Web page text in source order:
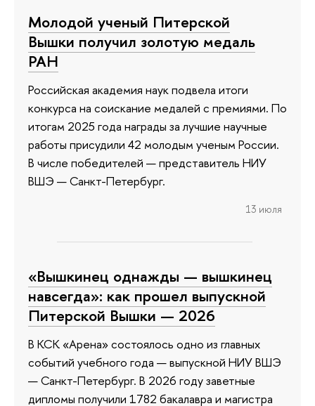
Молодой ученый Питерской
Вышки получил золотую медаль
РАН
Российская академия наук подвела итоги
конкурса на соискание медалей с премиями. По
итогам 2025 года награды за лучшие научные
работы присудили 42 молодым ученым России.
В числе победителей — представитель НИУ
ВШЭ — Санкт-Петербург.
13 июля
«Вышкинец однажды — вышкинец
навсегда»: как прошел выпускной
Питерской Вышки — 2026
В КСК «Арена» состоялось одно из главных
событий учебного года — выпускной НИУ ВШЭ
— Санкт-Петербург. В 2026 году заветные
дипломы получили 1782 бакалавра и магистра